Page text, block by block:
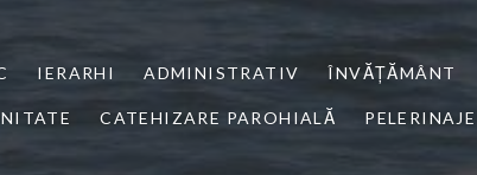
IERARHI ADMINISTRATIV ÎNVĂȚĂMÂNT
CATEHIZARE PAROHIALĂ PELERINAJE